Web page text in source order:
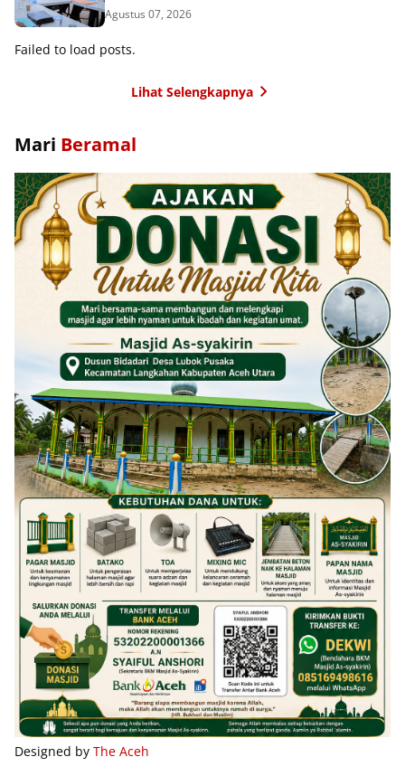
Agustus 07, 2026
Failed to load posts.
Lihat Selengkapnya
Mari Beramal
Designed by The Aceh